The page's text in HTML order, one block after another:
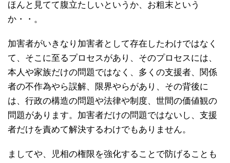
ほんと見てて腹立たしいというか、お粗末という
か・・。
加害者がいきなり加害者として存在したわけではなく
て、そこに至るプロセスがあり、そのプロセスには、
本人や家族だけの問題ではなく、多くの支援者、関係
者の不作為やら誤解、限界やらがあり、その背後に
は、行政の構造の問題や法律や制度、世間の価値観の
問題があります。加害者だけの問題ではないし、支援
者だけを責めて解決するわけでもありません。
ましてや、児相の権限を強化することで防げることも